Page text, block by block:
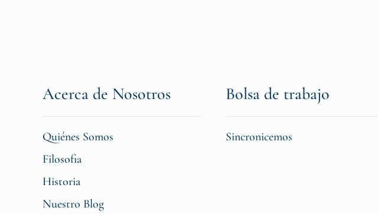
Acerca de Nosotros
Quiénes Somos
Filosofia
Historia
Nuestro Blog
Bolsa de trabajo
Sincronicemos